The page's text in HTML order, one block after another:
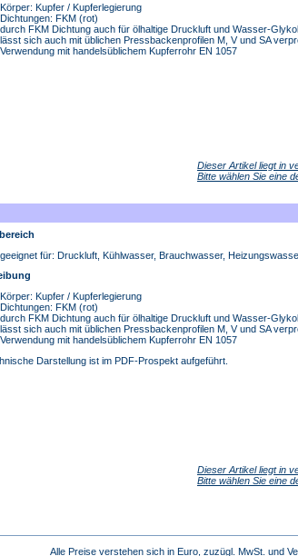
Körper: Kupfer / Kupferlegierung
Dichtungen: FKM (rot)
durch FKM Dichtung auch für ölhaltige Druckluft und Wasser-
lässt sich auch mit üblichen Pressbackenprofilen M, V und SA
Verwendung mit handelsüblichem Kupferrohr EN 1057
Dieser Artikel liegt in
Bitte wählen Sie eine
geeignet für: Druckluft, Kühlwasser, Brauchwasser,
Körper: Kupfer / Kupferlegierung
Dichtungen: FKM (rot)
durch FKM Dichtung auch für ölhaltige Druckluft und Wasser-
lässt sich auch mit üblichen Pressbackenprofilen M, V und SA
Verwendung mit handelsüblichem Kupferrohr EN 1057
Darstellung ist im PDF-Prospekt aufgeführt.
Dieser Artikel liegt in
Bitte wählen Sie eine
Alle Preise verstehen sich in Euro, zuzügl. MwSt. und